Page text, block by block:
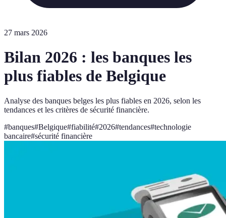
27 mars 2026
Bilan 2026 : les banques les
plus fiables de Belgique
Analyse des banques belges les plus fiables en 2026, selon les
tendances et les critères de sécurité financière.
#banques#Belgique#fiabilité#2026#tendances#technologie
bancaire#sécurité financière